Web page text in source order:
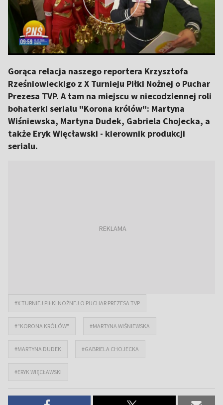
Gorąca relacja naszego reportera Krzysztofa
Rześniowieckigo z X Turnieju Piłki Nożnej o Puchar
Prezesa TVP. A tam na miejscu w niecodziennej roli
bohaterki serialu "Korona królów": Martyna
Wiśniewska, Martyna Dudek, Gabriela Chojecka, a
także Eryk Więcławski - kierownik produkcji
serialu.
#X TURNIEJ PIŁKI NOŻNEJ O PUCHAR PREZESA TVP
#"KORONA KRÓLÓW" #MARTYNA WIŚNIEWSKA
#MARTYNA DUDEK #GABRIELA CHOJECKA
#ERYK WIĘCŁAWSKI